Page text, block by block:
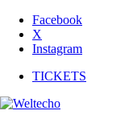
Facebook
X
Instagram
TICKETS